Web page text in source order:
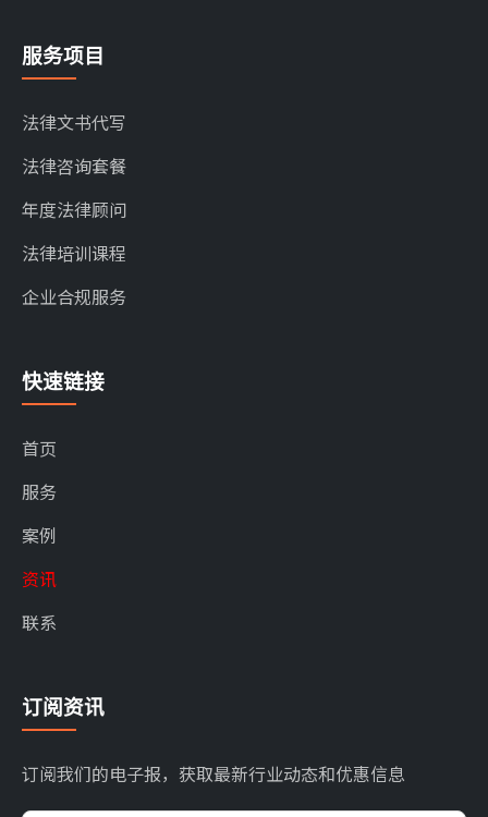
服务项目
法律文书代写
法律咨询套餐
年度法律顾问
法律培训课程
企业合规服务
快速链接
首页
服务
案例
资讯
联系
订阅资讯
订阅我们的电子报，获取最新行业动态和优惠信息